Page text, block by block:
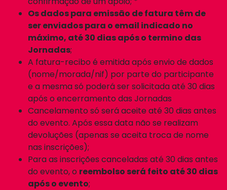
Os dados para emissão de fatura têm de
ser enviados para o email indicado no
máximo, até 30 dias após o termino das
Jornadas;
A fatura-recibo é emitida após envio de dados
(nome/morada/nif) por parte do participante
e a mesma só poderá ser solicitada até 30 dias
após o encerramento das Jornadas
Cancelamento só será aceite até 30 dias antes
do evento. Após essa data não se realizam
devoluções (apenas se aceita troca de nome
nas inscrições);
Para as inscrições canceladas até 30 dias antes
do evento, o reembolso será feito até 30 dias
após o evento;